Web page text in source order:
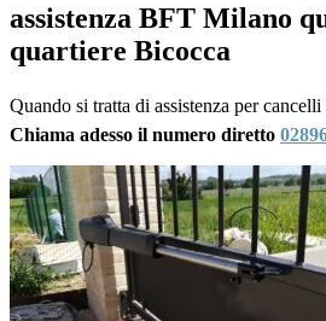
assistenza BFT Milano
quartiere Bicocca
Quando si tratta di assistenza per
Chiama adesso il numero diretto